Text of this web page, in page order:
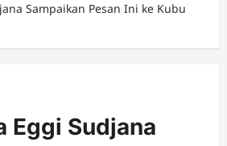
Sampaikan Pesan Ini ke Kubu
Eggi Sudjana